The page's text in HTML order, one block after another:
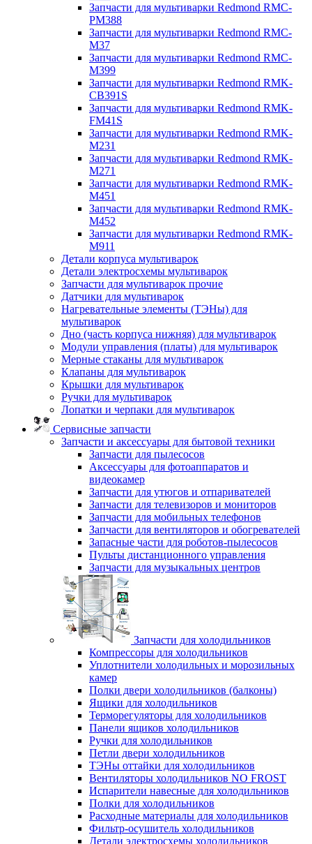
Запчасти для мультиварки Redmond RMC-
PM388
Запчасти для мультиварки Redmond RMC-
M37
Запчасти для мультиварки Redmond RMC-
M399
Запчасти для мультиварки Redmond RMK-
CB391S
Запчасти для мультиварки Redmond RMK-
FM41S
Запчасти для мультиварки Redmond RMK-
M231
Запчасти для мультиварки Redmond RMK-
M271
Запчасти для мультиварки Redmond RMK-
M451
Запчасти для мультиварки Redmond RMK-
M452
Запчасти для мультиварки Redmond RMK-
M911
Детали корпуса мультиварок
Детали электросхемы мультиварок
Запчасти для мультиварок прочие
Датчики для мультиварок
Нагревательные элементы (ТЭНы) для
мультиварок
Дно (часть корпуса нижняя) для мультиварок
Модули управления (платы) для мультиварок
Мерные стаканы для мультиварок
Клапаны для мультиварок
Крышки для мультиварок
Ручки для мультиварок
Лопатки и черпаки для мультиварок
Сервисные запчасти
Запчасти и аксессуары для бытовой техники
Запчасти для пылесосов
Аксессуары для фотоаппаратов и
видеокамер
Запчасти для утюгов и отпаривателей
Запчасти для телевизоров и мониторов
Запчасти для мобильных телефонов
Запчасти для вентиляторов и обогревателей
Запасные части для роботов-пылесосов
Пульты дистанционного управления
Запчасти для музыкальных центров
Запчасти для холодильников
Компрессоры для холодильников
Уплотнители холодильных и морозильных
камер
Полки двери холодильников (балконы)
Ящики для холодильников
Терморегуляторы для холодильников
Панели ящиков холодильников
Ручки для холодильников
Петли двери холодильников
ТЭНы оттайки для холодильников
Вентиляторы холодильников NO FROST
Испарители навесные для холодильников
Полки для холодильников
Расходные материалы для холодильников
Фильтр-осушитель холодильников
Детали электросхемы холодильников